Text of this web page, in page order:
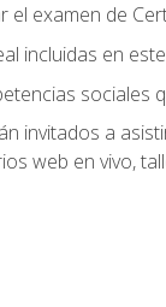
examen de
incluidas en
invitados a
web en vivo,